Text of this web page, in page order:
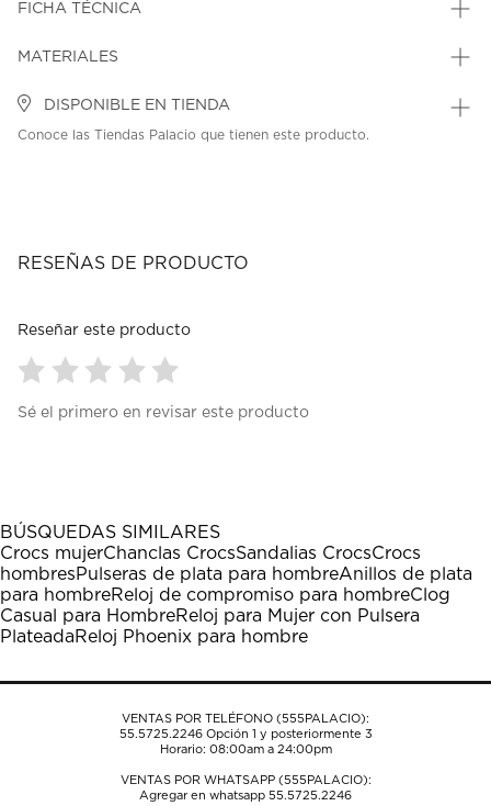
FICHA TÉCNICA
MATERIALES
DISPONIBLE EN TIENDA
Conoce las Tiendas Palacio que tienen este producto.
RESEÑAS DE PRODUCTO
Reseñar este producto
para
1
estrella
Esta
acción
abrirá
el
formulario
envío.
para
estrellas.
Esta
acción
abrirá
el
formulario
envío.
para
estrellas.
Esta
acción
abrirá
el
formulario
envío.
para
estrellas.
Esta
acción
abrirá
el
formulario
envío.
para
estrellas.
Esta
acción
abrirá
el
formulario
envío.
Sé el primero en revisar este producto
BÚSQUEDAS SIMILARES
Crocs mujerChanclas CrocsSandalias CrocsCrocs
hombresPulseras de plata para hombreAnillos de plata
para hombreReloj de compromiso para hombreClog
Casual para HombreReloj para Mujer con Pulsera
PlateadaReloj Phoenix para hombre
VENTAS POR TELÉFONO (555PALACIO):
55.5725.2246Opción 1 y posteriormente 3
Horario: 08:00am a 24:00pm
VENTAS POR WHATSAPP (555PALACIO):
Agregar en whatsapp 55.5725.2246